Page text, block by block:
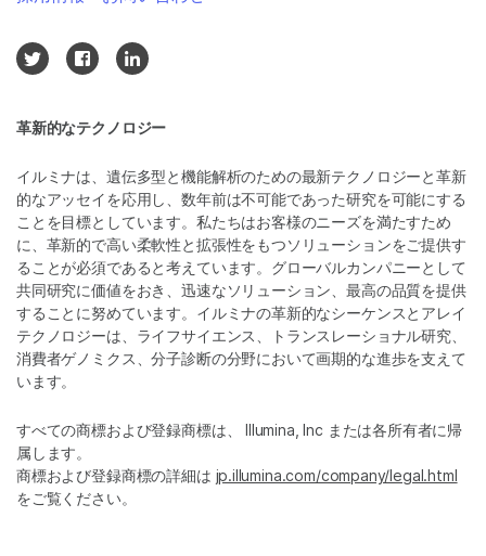
革新的なテクノロジー
イルミナは、遺伝多型と機能解析のための最新テクノロジーと革新
的なアッセイを応用し、数年前は不可能であった研究を可能にする
ことを目標としています。私たちはお客様のニーズを満たすため
に、革新的で高い柔軟性と拡張性をもつソリューションをご提供す
ることが必須であると考えています。グローバルカンパニーとして
共同研究に価値をおき、迅速なソリューション、最高の品質を提供
することに努めています。イルミナの革新的なシーケンスとアレイ
テクノロジーは、ライフサイエンス、トランスレーショナル研究、
消費者ゲノミクス、分子診断の分野において画期的な進歩を支えて
います。
すべての商標および登録商標は、 Illumina, Inc または各所有者に帰
属します。
商標および登録商標の詳細は jp.illumina.com/company/legal.html
をご覧ください。